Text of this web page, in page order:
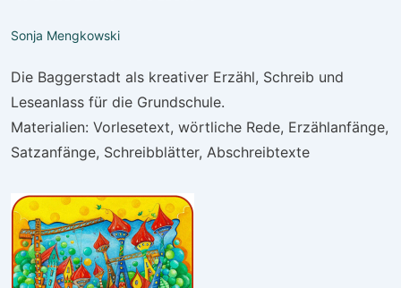
Sonja Mengkowski
Die Baggerstadt als kreativer Erzähl, Schreib und
Leseanlass für die Grundschule.
Materialien: Vorlesetext, wörtliche Rede, Erzählanfänge,
Satzanfänge, Schreibblätter, Abschreibtexte